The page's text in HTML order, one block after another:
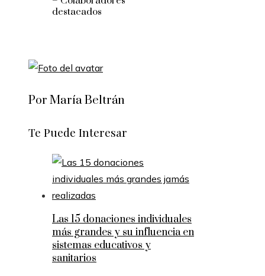
destacados
Por María Beltrán
Te Puede Interesar
Las 15 donaciones individuales
más grandes y su influencia en
sistemas educativos y
sanitarios